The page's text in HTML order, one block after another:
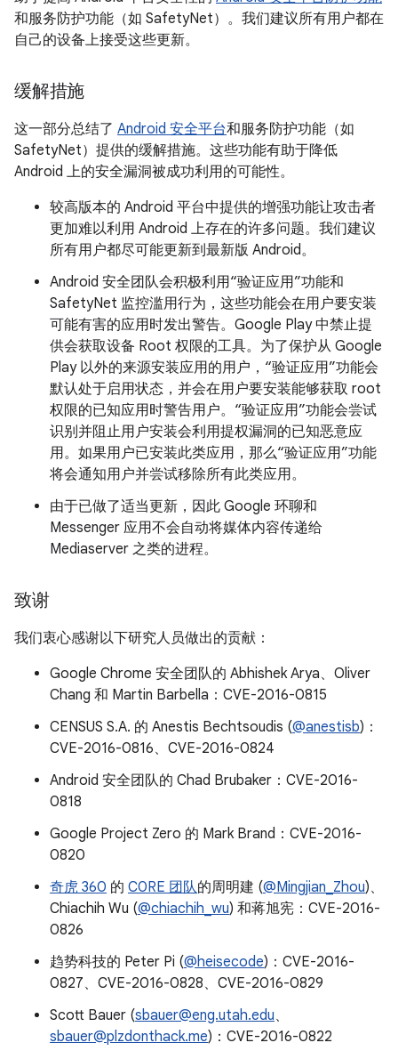
和服务防护功能（如 SafetyNet）。我们建议所有用户都在
自己的设备上接受这些更新。
缓解措施
这一部分总结了 Android 安全平台和服务防护功能（如
SafetyNet）提供的缓解措施。这些功能有助于降低
Android 上的安全漏洞被成功利用的可能性。
较高版本的 Android 平台中提供的增强功能让攻击者
更加难以利用 Android 上存在的许多问题。我们建议
所有用户都尽可能更新到最新版 Android。
Android 安全团队会积极利用“验证应用”功能和
SafetyNet 监控滥用行为，这些功能会在用户要安装
可能有害的应用时发出警告。Google Play 中禁止提
供会获取设备 Root 权限的工具。为了保护从 Google
Play 以外的来源安装应用的用户，“验证应用”功能会
默认处于启用状态，并会在用户要安装能够获取 root
权限的已知应用时警告用户。“验证应用”功能会尝试
识别并阻止用户安装会利用提权漏洞的已知恶意应
用。如果用户已安装此类应用，那么“验证应用”功能
将会通知用户并尝试移除所有此类应用。
由于已做了适当更新，因此 Google 环聊和
Messenger 应用不会自动将媒体内容传递给
Mediaserver 之类的进程。
致谢
我们衷心感谢以下研究人员做出的贡献：
Google Chrome 安全团队的 Abhishek Arya、Oliver
Chang 和 Martin Barbella：CVE-2016-0815
CENSUS S.A. 的 Anestis Bechtsoudis (@anestisb)：
CVE-2016-0816、CVE-2016-0824
Android 安全团队的 Chad Brubaker：CVE-2016-
0818
Google Project Zero 的 Mark Brand：CVE-2016-
0820
奇虎 360 的 C0RE 团队的周明建 (@Mingjian_Zhou)、
Chiachih Wu (@chiachih_wu) 和蒋旭宪：CVE-2016-
0826
趋势科技的 Peter Pi (@heisecode)：CVE-2016-
0827、CVE-2016-0828、CVE-2016-0829
Scott Bauer (sbauer@eng.utah.edu、
sbauer@plzdonthack.me)：CVE-2016-0822